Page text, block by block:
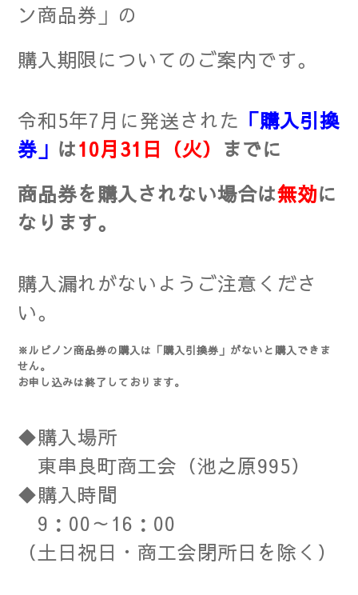
ン商品券」の
購入期限についての ご案内です。
令和5年7月に発送された 「購入引換
券」 は10月31日（火） までに
商品券を購入されない場合は無効に
なります。
購入漏れがないようご注意くださ
い。
※ルピノン商品券の購入は「購入引換券」がないと購入できま
せん。
お申し込みは終了しております。
◆購入場所
東串良町商工会（池之原995）
◆購入時間
9：00～16：00
（土日祝日・商工会閉所日を除く）